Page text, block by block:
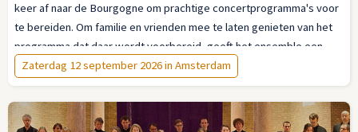
keer af naar de Bourgogne om prachtige concertprogramma's voor
te bereiden. Om familie en vrienden mee te laten genieten van het
programma dat daar wordt voorbereid, geeft het ensemble een
reünieconcert op 12 september in de Dominicuskerk in Amsterdam.
Zaterdag 12 september 2026 in Amsterdam